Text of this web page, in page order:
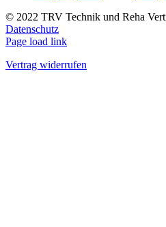
© 2022 TRV Technik und Reha
Datenschutz
Facebook
Instagram
E-
Page load link
Vertrag widerrufen